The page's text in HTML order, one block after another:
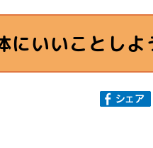
いいことしよ